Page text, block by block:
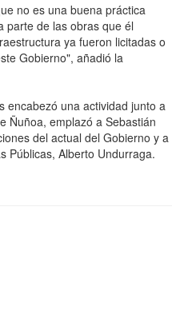
no es una buena práctica
parte de las obras que él
ya fueron licitadas o
Gobierno", añadió la
encabezó una actividad junto a
Ñuñoa, emplazó a Sebastián
del actual del Gobierno y a
Públicas, Alberto Undurraga.